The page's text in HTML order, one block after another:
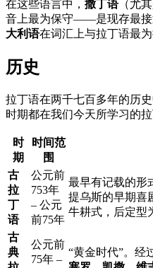
在这些语言中， 撒丁语（尤
音上最为保守——是现存最接
大利语在词汇上与拉丁语最为
历史
拉丁语在两千七百多年的历
时期都在我们今天所学习的
时
期
时间范
围
古
拉
丁
语
公元前
753年
– 公元
前75年
最早有记载的形
提乌斯的早期喜
牛耕式，后定型
古
典
公元前
75年 –
“黄金时代”。经